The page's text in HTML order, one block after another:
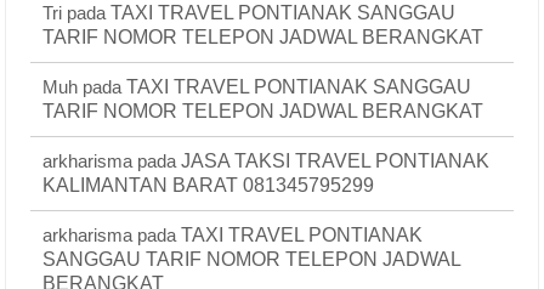
Tri padaTAXI TRAVEL PONTIANAK SANGGAU
TARIF NOMOR TELEPON JADWAL BERANGKAT
Muh padaTAXI TRAVEL PONTIANAK SANGGAU
TARIF NOMOR TELEPON JADWAL BERANGKAT
arkharisma padaJASA TAKSI TRAVEL PONTIANAK
KALIMANTAN BARAT 081345795299
arkharisma padaTAXI TRAVEL PONTIANAK
SANGGAU TARIF NOMOR TELEPON JADWAL
BERANGKAT